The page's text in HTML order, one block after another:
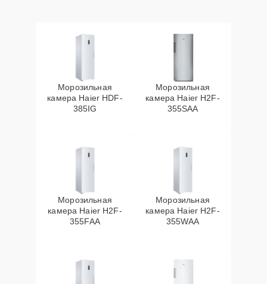
Морозильная
камера Haier HDF-
385IG
Морозильная
камера Haier H2F-
355SAA
Морозильная
камера Haier H2F-
355FAA
Морозильная
камера Haier H2F-
355WAA